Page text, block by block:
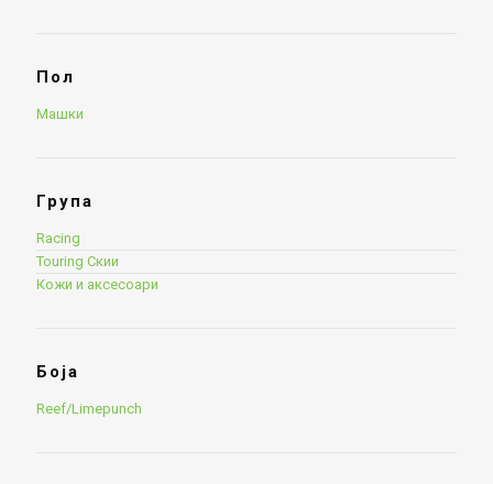
Пол
Машки
Група
Racing
Touring Скии
Кожи и аксесоари
Боја
Reef/Limepunch